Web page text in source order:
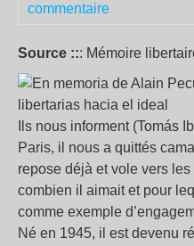
commentaire
Source ::: Mémoire
Ils nous informent (Tomás
Paris, il nous a quittés
repose déjà et vole vers
combien il aimait et pour
comme exemple
Né en 1945, il est devenu